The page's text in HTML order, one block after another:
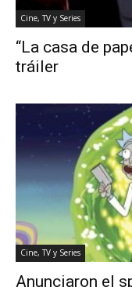
Cine, TV y Series
“La casa de
tráiler
Cine, TV y Series
Anunciaron el